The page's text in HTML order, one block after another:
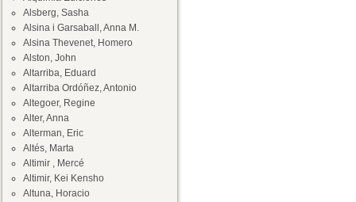
Alsberg, Sasha
Alsina i Garsaball, Anna M.
Alsina Thevenet, Homero
Alston, John
Altarriba, Eduard
Altarriba Ordóñez, Antonio
Altegoer, Regine
Alter, Anna
Alterman, Eric
Altés, Marta
Altimir , Mercé
Altimir, Kei Kensho
Altuna, Horacio